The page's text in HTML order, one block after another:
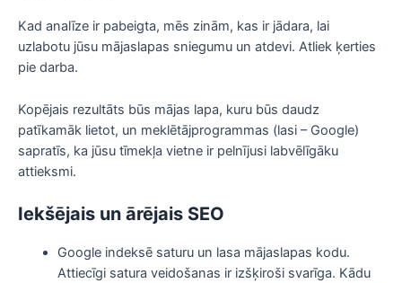
Kad analīze ir pabeigta, mēs zinām, kas ir jādara, lai
uzlabotu jūsu mājaslapas sniegumu un atdevi. Atliek ķerties
pie darba.
Kopējais rezultāts būs mājas lapa, kuru būs daudz
patīkamāk lietot, un meklētājprogrammas (lasi – Google)
sapratīs, ka jūsu tīmekļa vietne ir pelnījusi labvēlīgāku
attieksmi.
Iekšējais un ārējais SEO
Google indeksē saturu un lasa mājaslapas kodu.
Attiecīgi satura veidošanas ir izšķiroši svarīga. Kādu